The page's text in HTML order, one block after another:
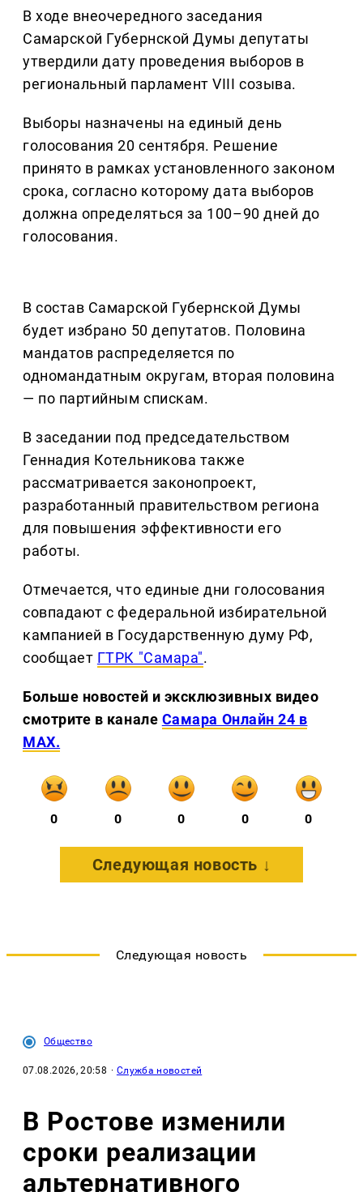
В ходе внеочередного заседания
Самарской Губернской Думы депутаты
утвердили дату проведения выборов в
региональный парламент VIII созыва.
Выборы назначены на единый день
голосования 20 сентября. Решение
принято в рамках установленного законом
срока, согласно которому дата выборов
должна определяться за 100–90 дней до
голосования.
В состав Самарской Губернской Думы
будет избрано 50 депутатов. Половина
мандатов распределяется по
одномандатным округам, вторая половина
— по партийным спискам.
В заседании под председательством
Геннадия Котельникова также
рассматривается законопроект,
разработанный правительством региона
для повышения эффективности его
работы.
Отмечается, что единые дни голосования
совпадают с федеральной избирательной
кампанией в Государственную думу РФ,
сообщает ГТРК "Самара".
Больше новостей и эксклюзивных видео
смотрите в канале Самара Онлайн 24 в
MAX.
0 0 0 0 0
Следующая новость ↓
Следующая новость
Общество
07.08.2026, 20:58 · Служба новостей
В Ростове изменили
сроки реализации
альтернативного